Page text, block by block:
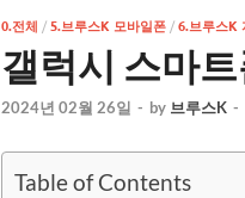
0.전체 / 5.브루스K 모바일폰 / 6.브루스K
갤럭시 스마
2024년 02월 26일 - by 브루스K -
Table of Contents